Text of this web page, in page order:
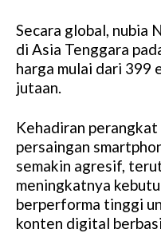
Secara global, nubia
di Asia Tenggara
harga mulai dari 399
jutaan.
Kehadiran
persaingan
semakin agresif,
meningkatnya
berperforma tinggi
konten digital